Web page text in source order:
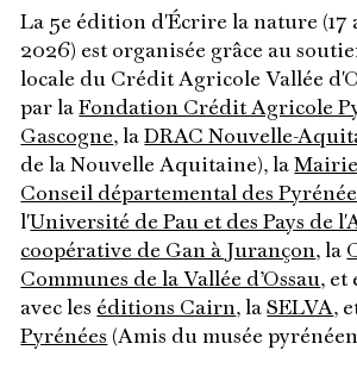
La 5e édition d'Écrire la nature (17
2026) est organisée grâce au
locale du Crédit Agricole Vallée
par laFondation Crédit Agricole
Gascogne, laDRAC Nouvelle-
de la Nouvelle Aquitaine), la
Conseil départemental des
l'Université de Pau et des Pays de
coopérative de Gan à Jurançon, la
Communes de la Vallée d’Ossau, et
avec les éditions Cairn, laSELVA,
Pyrénées (Amis du musée